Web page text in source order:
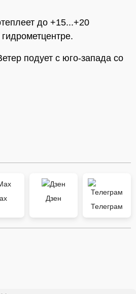
до +15...+20
подует с юго-запада со
Дзен
Телеграм